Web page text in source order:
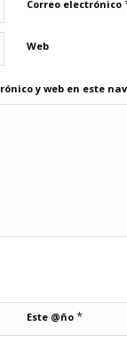
Correo electrónico
Web
y web en este
Este @ño *